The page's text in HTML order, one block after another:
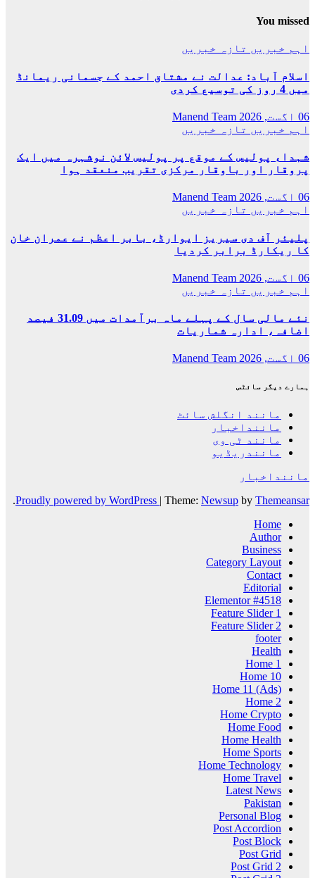
You missed
اہم خبریں تازہ خبریں
اسلام آباد: عدالت نے مشتاق احمد کے جسمانی ریمانڈ
میں 4 روز کی توسیع کردی
06 اگست, 2026
Manend Team
اہم خبریں تازہ خبریں
شہداء پولیس کے موقع پر پولیس لائن نوشہرہ میں ایک
پروقار اور باوقار مرکزی تقریب منعقد ہوا
06 اگست, 2026
Manend Team
اہم خبریں تازہ خبریں
پلیئر آف دی سیریز ایوارڈ، بابر اعظم نے عمران خان
کا ریکارڈ برابر کردیا
06 اگست, 2026
Manend Team
اہم خبریں تازہ خبریں
نئے مالی سال کے پہلے ماہ برآمدات میں 31.09 فیصد
اضافہ، ادارہ شماریات
06 اگست, 2026 Manend Team
ہمارے دیگر سائٹس
مانند انگلش سائٹ
ماننداخبار
مانند ٹی وی
مانندریڈیو
ماننداخبار
Proudly powered by WordPress | Theme: Newsup by Themeansar
.
Home
Author
Business
Category Layout
Contact
Editorial
Elementor #4518
Feature Slider 1
Feature Slider 2
footer
Health
Home 1
Home 10
Home 11 (Ads)
Home 2
Home Crypto
Home Food
Home Health
Home Sports
Home Technology
Home Travel
Latest News
Pakistan
Personal Blog
Post Accordion
Post Block
Post Grid
Post Grid 2